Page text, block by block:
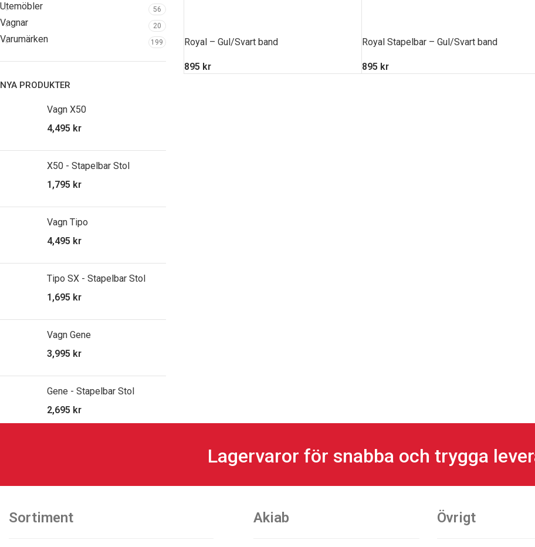
Utemöbler 56
Vagnar 20
Varumärken 199
NYA PRODUKTER
Vagn X50
4,495 kr
X50 - Stapelbar Stol
1,795 kr
Vagn Tipo
4,495 kr
Tipo SX - Stapelbar Stol
1,695 kr
Vagn Gene
3,995 kr
Gene - Stapelbar Stol
2,695 kr
Royal – Gul/Svart band
895 kr
Royal Stapelbar – Gul/Svart band
895 kr
Lagervaror för snabba och trygga
Sortiment Akiab Övrigt